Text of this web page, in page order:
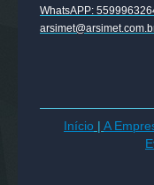
WhatsAPP:
Início A